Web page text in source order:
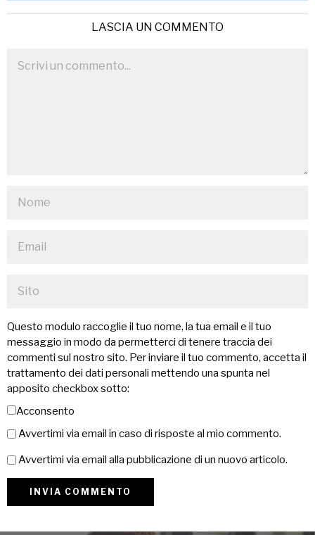
LASCIA UN COMMENTO
Questo modulo raccoglie il tuo nome, la tua email e il tuo
messaggio in modo da permetterci di tenere traccia dei
commenti sul nostro sito. Per inviare il tuo commento, accetta il
trattamento dei dati personali mettendo una spunta nel
apposito checkbox sotto:
Acconsento
Avvertimi via email in caso di risposte al mio commento.
Avvertimi via email alla pubblicazione di un nuovo articolo.